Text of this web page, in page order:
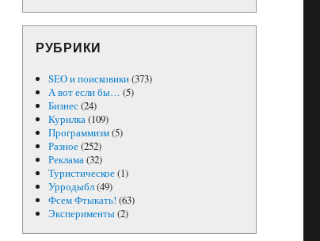
РУБРИКИ
SEO и поисковики(373)
А вот если бы… (5)
Бизнес(24)
Курилка(109)
Программизм(5)
Разное(252)
Реклама(32)
Туристическое(1)
Урродыбл(49)
Фсем Фтыкать! (63)
Эксперименты(2)